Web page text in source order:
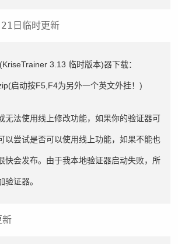
日临时更新
3.13 临时版本)器下载：
(启动按F5,F4为另外一个英文外挂！)
无法使用线上修改功能，如果你的验证器可
以尝试是否可以使用线上功能，如果不能也
快会发布。由于我本地验证器启动失败，所
验证器。
新